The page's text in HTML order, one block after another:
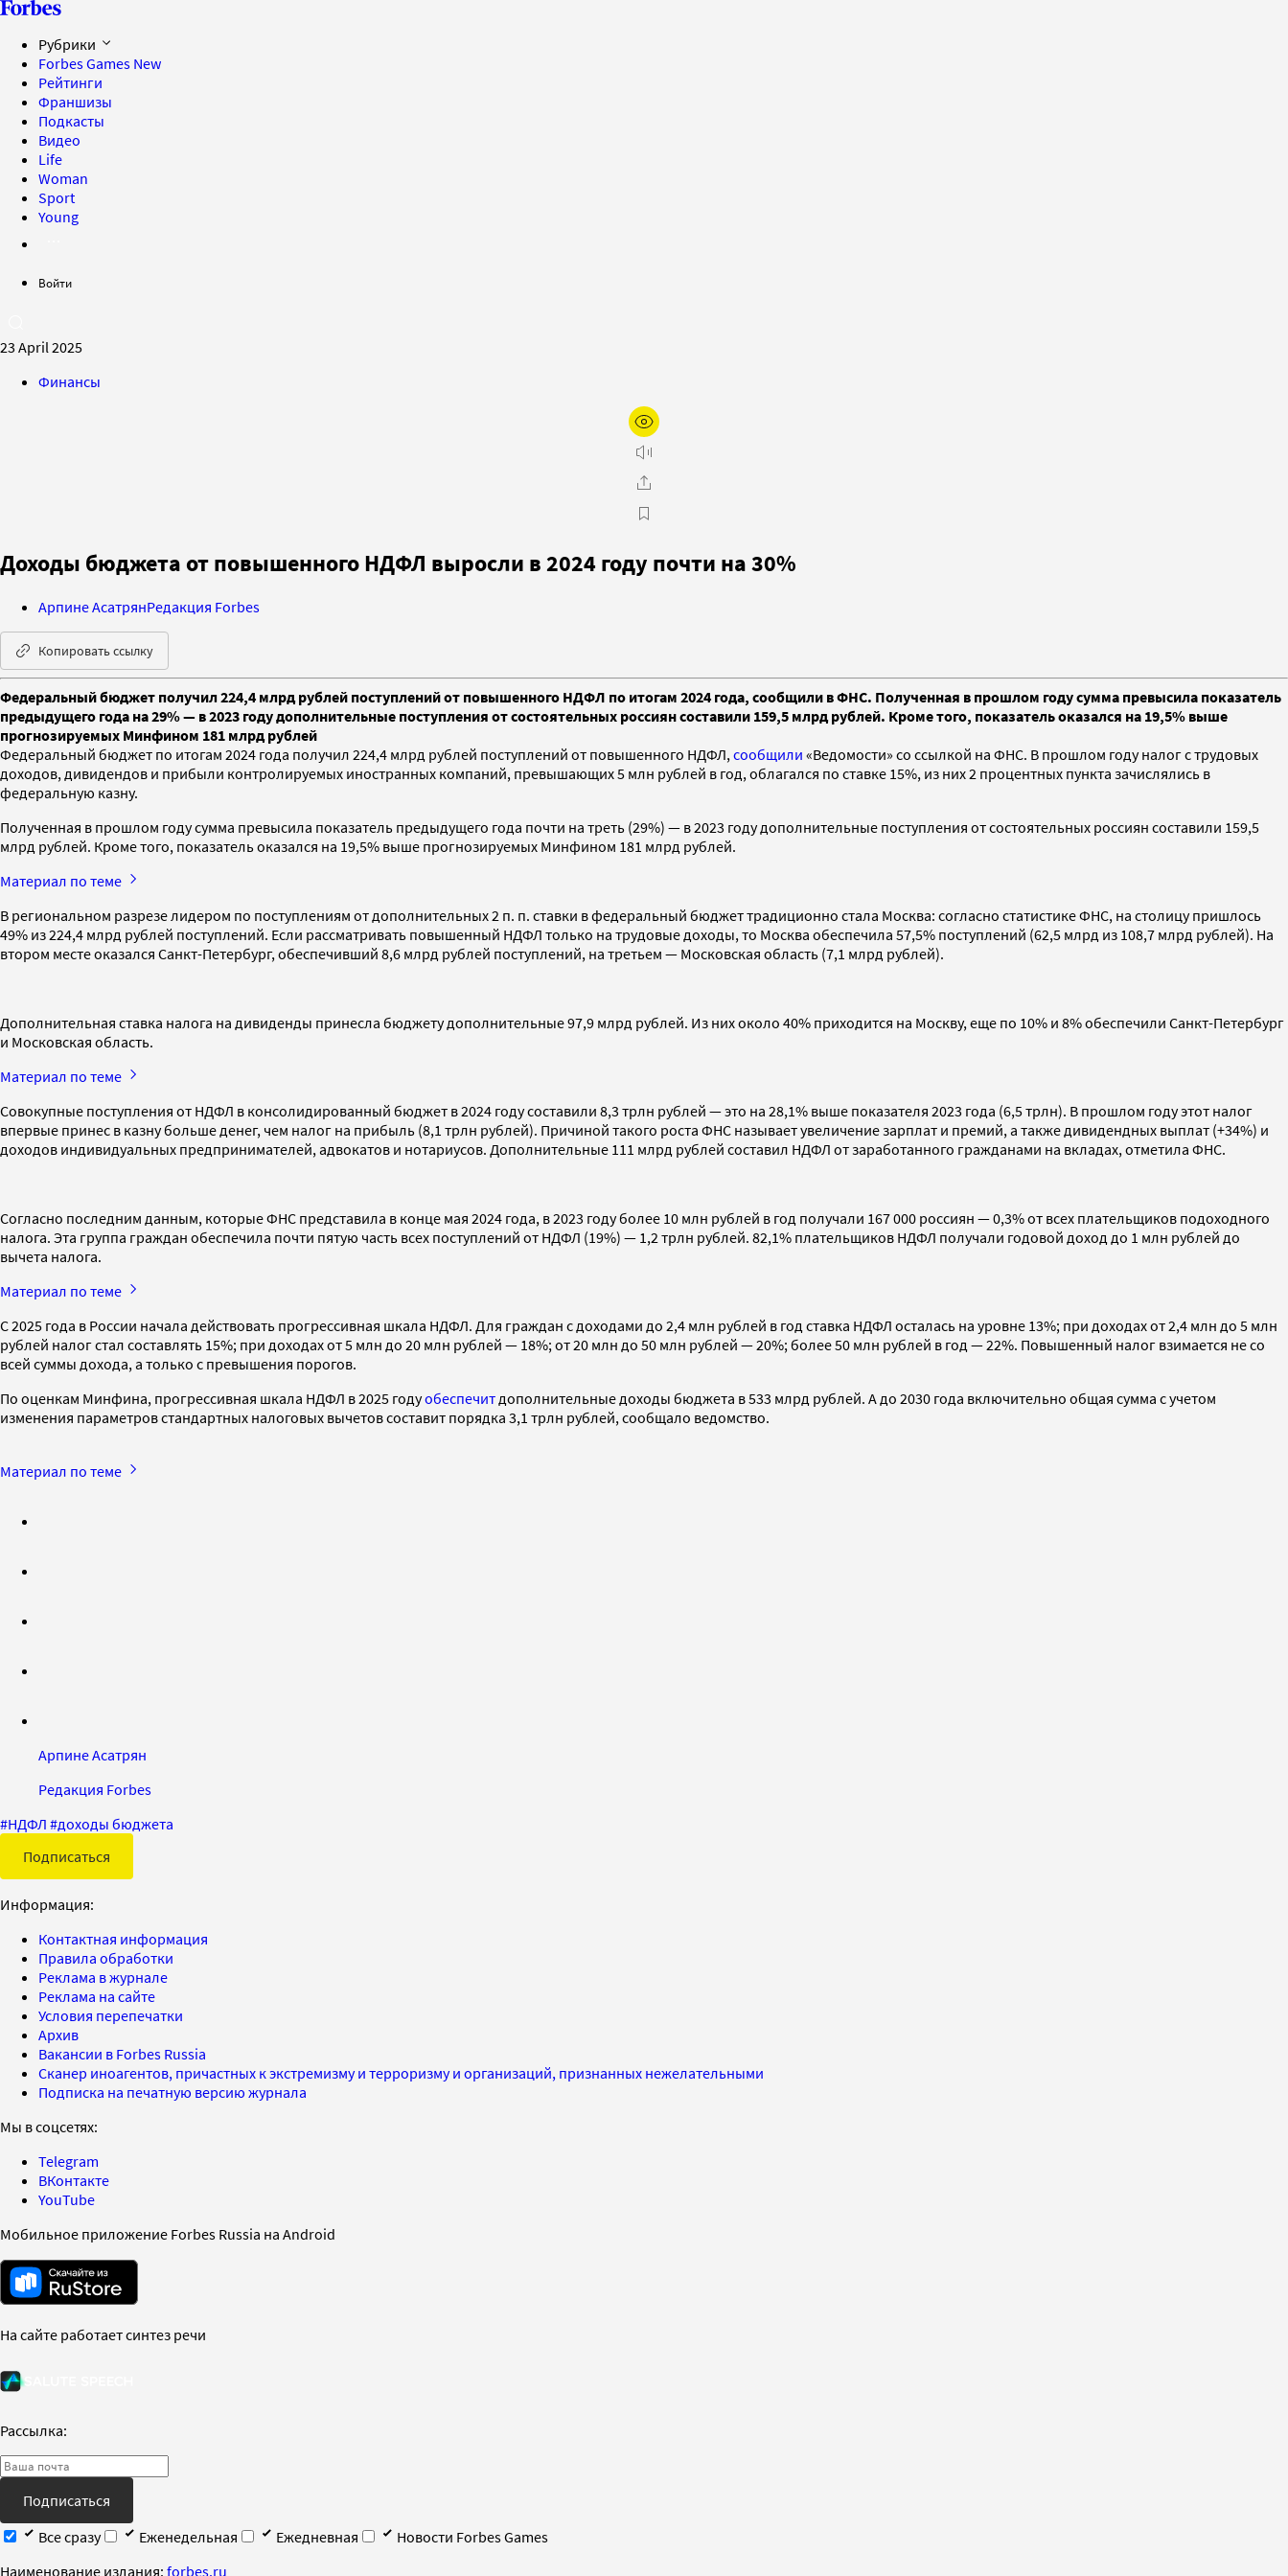
Рубрики
Forbes Games New
Рейтинги
Франшизы
Подкасты
Видео
Life
Woman
Sport
Young
Войти
23 April 2025
Финансы
Доходы бюджета от повышенного НДФЛ выросли в 2024 году почти на 30%
Арпине АсатрянРедакция Forbes
Копировать ссылку
Федеральный бюджет получил 224,4 млрд рублей поступлений от повышенного НДФЛ по итогам 2024 года, сообщили в ФНС. Полученная в прошлом году сумма превысила показатель
предыдущего года на 29% — в 2023 году дополнительные поступления от состоятельных россиян составили 159,5 млрд рублей. Кроме того, показатель оказался на 19,5% выше
прогнозируемых Минфином 181 млрд рублей
Федеральный бюджет по итогам 2024 года получил 224,4 млрд рублей поступлений от повышенного НДФЛ, сообщили «Ведомости» со ссылкой на ФНС. В прошлом году налог с трудовых
доходов, дивидендов и прибыли контролируемых иностранных компаний, превышающих 5 млн рублей в год, облагался по ставке 15%, из них 2 процентных пункта зачислялись в
федеральную казну.
Полученная в прошлом году сумма превысила показатель предыдущего года почти на треть (29%) — в 2023 году дополнительные поступления от состоятельных россиян составили 159,5
млрд рублей. Кроме того, показатель оказался на 19,5% выше прогнозируемых Минфином 181 млрд рублей.
Материал по теме
В региональном разрезе лидером по поступлениям от дополнительных 2 п. п. ставки в федеральный бюджет традиционно стала Москва: согласно статистике ФНС, на столицу пришлось
49% из 224,4 млрд рублей поступлений. Если рассматривать повышенный НДФЛ только на трудовые доходы, то Москва обеспечила 57,5% поступлений (62,5 млрд из 108,7 млрд рублей). На
втором месте оказался Санкт-Петербург, обеспечивший 8,6 млрд рублей поступлений, на третьем — Московская область (7,1 млрд рублей).
Дополнительная ставка налога на дивиденды принесла бюджету дополнительные 97,9 млрд рублей. Из них около 40% приходится на Москву, еще по 10% и 8% обеспечили Санкт-Петербург
и Московская область.
Материал по теме
Совокупные поступления от НДФЛ в консолидированный бюджет в 2024 году составили 8,3 трлн рублей — это на 28,1% выше показателя 2023 года (6,5 трлн). В прошлом году этот налог
впервые принес в казну больше денег, чем налог на прибыль (8,1 трлн рублей). Причиной такого роста ФНС называет увеличение зарплат и премий, а также дивидендных выплат (+34%) и
доходов индивидуальных предпринимателей, адвокатов и нотариусов. Дополнительные 111 млрд рублей составил НДФЛ от заработанного гражданами на вкладах, отметила ФНС.
Согласно последним данным, которые ФНС представила в конце мая 2024 года, в 2023 году более 10 млн рублей в год получали 167 000 россиян — 0,3% от всех плательщиков подоходного
налога. Эта группа граждан обеспечила почти пятую часть всех поступлений от НДФЛ (19%) — 1,2 трлн рублей. 82,1% плательщиков НДФЛ получали годовой доход до 1 млн рублей до
вычета налога.
Материал по теме
С 2025 года в России начала действовать прогрессивная шкала НДФЛ. Для граждан с доходами до 2,4 млн рублей в год ставка НДФЛ осталась на уровне 13%; при доходах от 2,4 млн до 5 млн
рублей налог стал составлять 15%; при доходах от 5 млн до 20 млн рублей — 18%; от 20 млн до 50 млн рублей — 20%; более 50 млн рублей в год — 22%. Повышенный налог взимается не со
всей суммы дохода, а только с превышения порогов.
По оценкам Минфина, прогрессивная шкала НДФЛ в 2025 годуобеспечит дополнительные доходы бюджета в 533 млрд рублей. А до 2030 года включительно общая сумма с учетом
изменения параметров стандартных налоговых вычетов составит порядка 3,1 трлн рублей, сообщало ведомство.
Материал по теме
Арпине Асатрян
Редакция Forbes
#НДФЛ #доходы бюджета
Подписаться
Информация:
Контактная информация
Правила обработки
Реклама в журнале
Реклама на сайте
Условия перепечатки
Архив
Вакансии в Forbes Russia
Сканер иноагентов, причастных к экстремизму и терроризму и организаций, признанных нежелательными
Подписка на печатную версию журнала
Мы в соцсетях:
Telegram
ВКонтакте
YouTube
Мобильное приложение Forbes Russia на Android
На сайте работает синтез речи
Рассылка:
Подписаться
Все сразу
Еженедельная Ежедневная
Новости Forbes Games
Наименование издания: forbes.ru